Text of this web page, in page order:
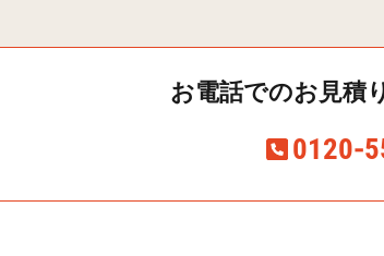
お電話でのお見積
0120-